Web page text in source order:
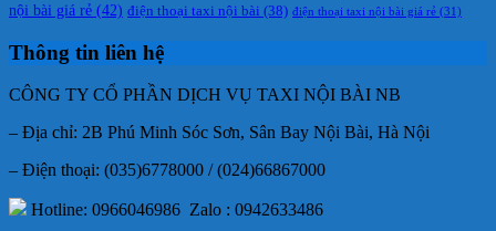
nội bài giá rẻ (42) điện thoại taxi nội bài (38) điện thoại taxi nội bài giá rẻ (31)
Thông tin liên hệ
CÔNG TY CỔ PHẦN DỊCH VỤ TAXI NỘI BÀI NB
– Địa chỉ: 2B Phú Minh Sóc Sơn, Sân Bay Nội Bài, Hà Nội
– Điện thoại: (035)6778000 / (024)66867000
Hotline: 0966046986 Zalo : 0942633486